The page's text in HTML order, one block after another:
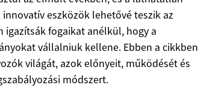
eszközök lehetővé teszik az
igazítsák fogaikat anélkül, hogy a
vállalniuk kellene. Ebben a cikkben
világát, azok előnyeit, működését és
módszert.